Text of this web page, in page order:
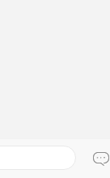
